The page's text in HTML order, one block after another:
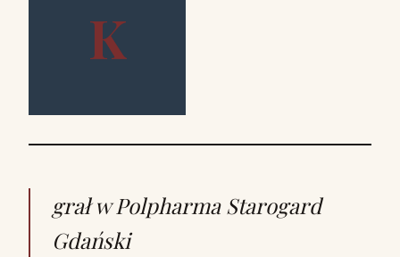
K
grał w Polpharma Starogard
Gdański